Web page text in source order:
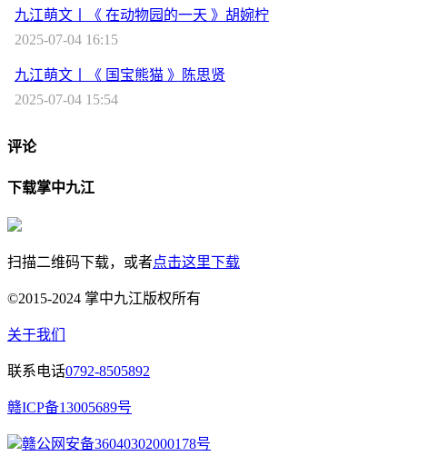
九江萌文丨《 在动物园的一天 》胡婉柠
2025-07-04 16:15
九江萌文丨《 国宝熊猫 》陈思贤
2025-07-04 15:54
评论
下载掌中九江
扫描二维码下载，或者点击这里下载
©2015-2024 掌中九江版权所有
关于我们
联系电话0792-8505892
赣ICP备13005689号
赣公网安备36040302000178号